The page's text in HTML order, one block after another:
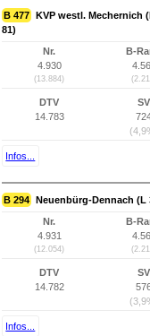
B 477 KVP westl. Mechernich
81)
Nr.
4.930
(13.884)
B-
DTV
14.783
SV
Infos...
B 294 Neuenbürg-Dennach (L
Nr.
4.931
(12.054)
B-
DTV
14.782
SV
Infos...